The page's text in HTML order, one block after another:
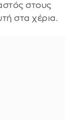
στους
στα χέρια.